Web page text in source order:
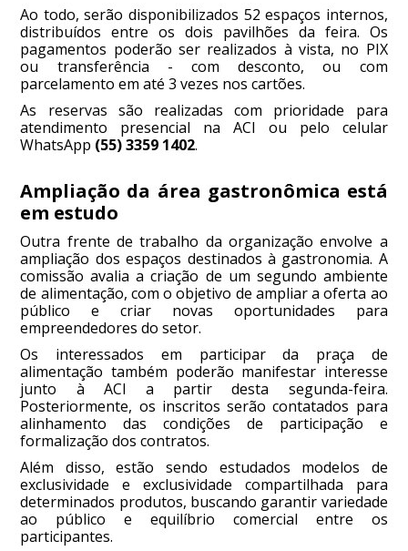
Ao todo, serão disponibilizados 52 espaços internos,
distribuídos entre os dois pavilhões da feira. Os
pagamentos poderão ser realizados à vista, no PIX
ou transferência - com desconto, ou com
parcelamento em até 3 vezes nos cartões.
As reservas são realizadas com prioridade para
atendimento presencial na ACI ou pelo celular
WhatsApp (55) 3359 1402.
Ampliação da área gastronômica está
em estudo
Outra frente de trabalho da organização envolve a
ampliação dos espaços destinados à gastronomia. A
comissão avalia a criação de um segundo ambiente
de alimentação, com o objetivo de ampliar a oferta ao
público e criar novas oportunidades para
empreendedores do setor.
Os interessados em participar da praça de
alimentação também poderão manifestar interesse
junto à ACI a partir desta segunda-feira.
Posteriormente, os inscritos serão contatados para
alinhamento das condições de participação e
formalização dos contratos.
Além disso, estão sendo estudados modelos de
exclusividade e exclusividade compartilhada para
determinados produtos, buscando garantir variedade
ao público e equilíbrio comercial entre os
participantes.